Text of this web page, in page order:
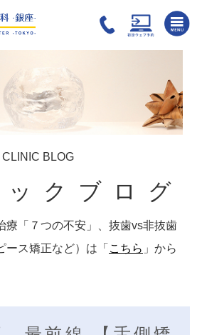
CLINIC BLOG
クブログ
療「７つの不安」、抜歯vs非抜歯
ス矯正など）は「 こちら 」から